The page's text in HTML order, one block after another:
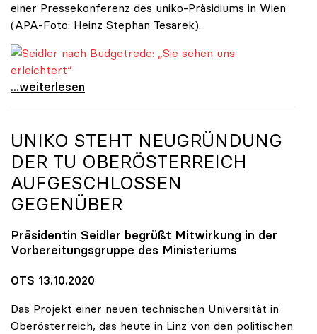
einer Pressekonferenz des uniko-Präsidiums in Wien
(APA-Foto: Heinz Stephan Tesarek).
Seidler nach Budgetrede: „Sie sehen uns erleichtert“
Seidler nach Budgetrede: „Sie sehen uns
...weiterlesen
UNIKO STEHT NEUGRÜNDUNG
DER TU OBERÖSTERREICH
AUFGESCHLOSSEN
GEGENÜBER
Präsidentin Seidler begrüßt Mitwirkung in der
Vorbereitungsgruppe des Ministeriums
OTS 13.10.2020
Das Projekt einer neuen technischen Universität in
Oberösterreich, das heute in Linz von den politischen